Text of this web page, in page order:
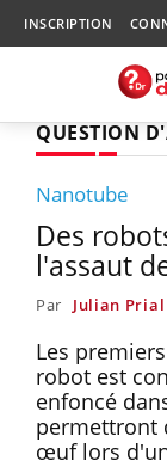
INSCRIPTION
QUESTION
Nanotube
Des
l'assaut
Par Julian Prial
Les
robot est
enfoncé
permettront
œuf lors